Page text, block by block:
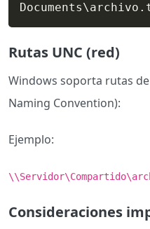
Documents\
Rutas UNC (red)
Windows soporta rutas
Naming Convention):
Ejemplo:
Consideraciones